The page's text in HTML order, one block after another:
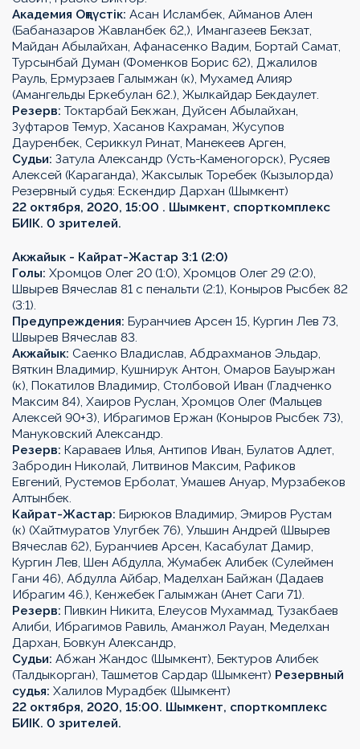
Академия Оңтүстік: Асан Исламбек, Айманов Ален
(Бабаназаров Жавланбек 62,), Имангазеев Бекзат,
Майдан Абылайхан, Афанасенко Вадим, Бортай Самат,
Турсынбай Думан (Фоменков Борис 62), Джалилов
Рауль, Ермурзаев Галымжан (к), Мухамед Алияр
(Амангельды Еркебулан 62.), Жылкайдар Бекдаулет.
Резерв: Токтарбай Бекжан, Дуйсен Абылайхан,
Зуфтаров Темур, Хасанов Кахраман, Жусупов
Дауренбек, Сериккул Ринат, Манекеев Арген,
Судьи: Затула Александр (Усть-Каменогорск), Русяев
Алексей (Караганда), Жаксылык Торебек (Кызылорда)
Резервный судья: Ескендир Дархан (Шымкент)
22 октября, 2020, 15:00 . Шымкент, спорткомплекс
БИIК. 0 зрителей.
Акжайык - Кайрат-Жастар 3:1 (2:0)
Голы: Хромцов Олег 20 (1:0), Хромцов Олег 29 (2:0),
Швырев Вячеслав 81 с пенальти (2:1), Коныров Рысбек 82
(3:1).
Предупреждения: Буранчиев Арсен 15, Кургин Лев 73,
Швырев Вячеслав 83.
Акжайык: Саенко Владислав, Абдрахманов Эльдар,
Вяткин Владимир, Кушнирук Антон, Омаров Бауыржан
(к), Покатилов Владимир, Столбовой Иван (Гладченко
Максим 84), Хаиров Руслан, Хромцов Олег (Мальцев
Алексей 90+3), Ибрагимов Ержан (Коныров Рысбек 73),
Мануковский Александр.
Резерв: Караваев Илья, Антипов Иван, Булатов Адлет,
Забродин Николай, Литвинов Максим, Рафиков
Евгений, Рустемов Ерболат, Умашев Ануар, Мурзабеков
Алтынбек.
Кайрат-Жастар: Бирюков Владимир, Эмиров Рустам
(к) (Хайтмуратов Улугбек 76), Ульшин Андрей (Швырев
Вячеслав 62), Буранчиев Арсен, Касабулат Дамир,
Кургин Лев, Шен Абдулла, Жумабек Алибек (Сулеймен
Гани 46), Абдулла Айбар, Маделхан Байжан (Дадаев
Ибрагим 46.), Кенжебек Галымжан (Анет Саги 71).
Резерв: Пивкин Никита, Елеусов Мухаммад, Тузакбаев
Алиби, Ибрагимов Равиль, Аманжол Рауан, Меделхан
Дархан, Бовкун Александр,
Судьи: Абжан Жандос (Шымкент), Бектуров Алибек
(Талдыкорган), Ташметов Сардар (Шымкент) Резервный
судья: Халилов Мурадбек (Шымкент)
22 октября, 2020, 15:00. Шымкент, спорткомплекс
БИIК. 0 зрителей.